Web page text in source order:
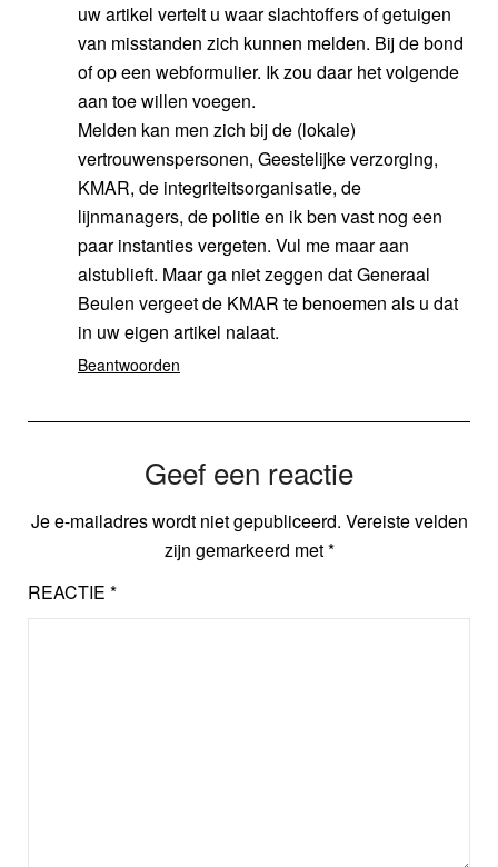
uw artikel vertelt u waar slachtoffers of getuigen
van misstanden zich kunnen melden. Bij de bond
of op een webformulier. Ik zou daar het volgende
aan toe willen voegen.
Melden kan men zich bij de (lokale)
vertrouwenspersonen, Geestelijke verzorging,
KMAR, de integriteitsorganisatie, de
lijnmanagers, de politie en ik ben vast nog een
paar instanties vergeten. Vul me maar aan
alstublieft. Maar ga niet zeggen dat Generaal
Beulen vergeet de KMAR te benoemen als u dat
in uw eigen artikel nalaat.
Beantwoorden
Geef een reactie
Je e-mailadres wordt niet gepubliceerd. Vereiste velden
zijn gemarkeerd met*
REACTIE *